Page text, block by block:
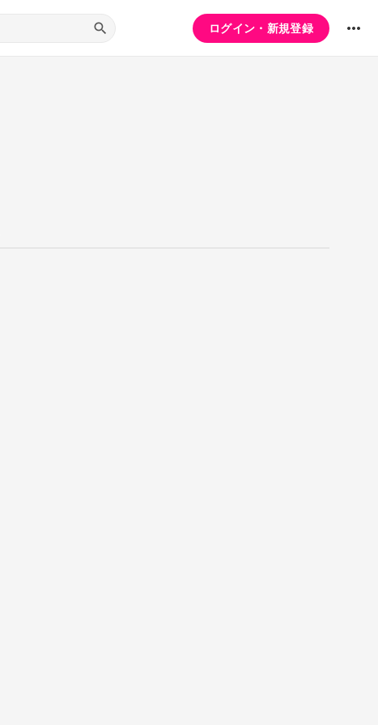
ログイン・新規登録